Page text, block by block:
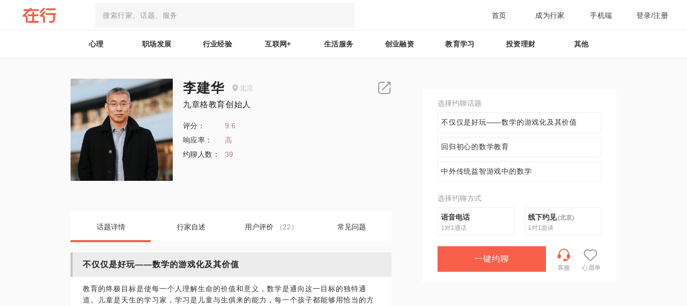
首页 成为行家 手机端 登录/注册
心理 职场发展 行业经验 互联网+ 生活服务 创业融资 教育学习 投资理财 其他
李建华 北京
九章格教育创始人
评分：
9.6
响应率：
高
约聊人数：
39
话题详情 行家自述 用户评价 （22） 常见问题
不仅仅是好玩——数学的游戏化及其价值
教育的终极目标是使每一个人理解生命的价值和意义，数学是通向这一目标的独特通
道。儿童是天生的学习家，学习是儿童与生俱来的能力，每一个孩子都能够用恰当的方
选择约聊话题
不仅仅是好玩——数学的游戏化及其价值
回归初心的数学教育
中外传统益智游戏中的数学
选择约聊方式
语音电话
1对1通话
线下约见(北京)
1对1面谈
一键约聊
客服 心愿单